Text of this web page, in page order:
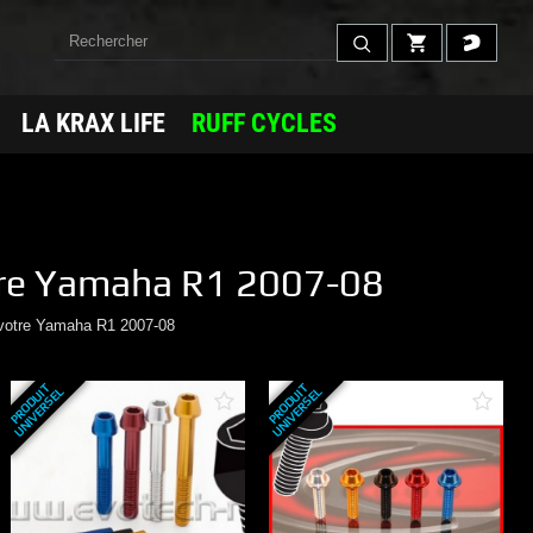
LA KRAX LIFE RUFF CYCLES
Yamaha R1 2007-08
Yamaha R1 2007-08
P
R
O
D
U
I
T
U
N
I
V
E
R
S
E
L P
R
O
D
U
I
T
U
N
I
V
E
R
S
E
L